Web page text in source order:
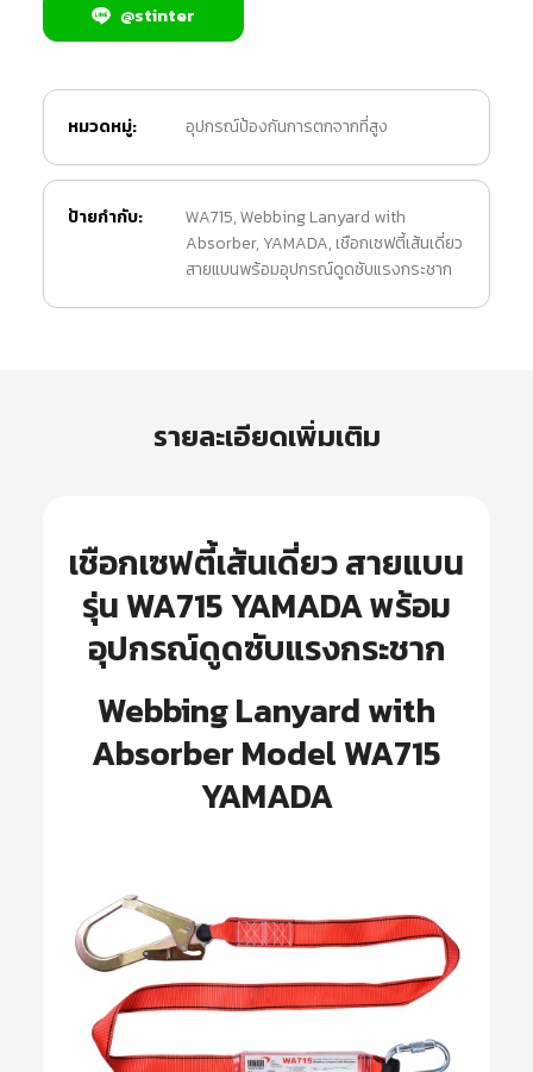
@stinter
หมวดหมู่: อุปกรณ์ป้องกันการตกจากที่สูง
ป้ายกำกับ: WA715,Webbing Lanyard with
Absorber, YAMADA, เชือกเซฟตี้เส้นเดี่ยว
สายแบนพร้อมอุปกรณ์ดูดซับแรงกระชาก
รายละเอียดเพิ่มเติม
เชือกเซฟตี้เส้นเดี่ยว สายแบน
รุ่น WA715 YAMADA พร้อม
อุปกรณ์ดูดซับแรงกระชาก
Webbing Lanyard with
Absorber Model WA715
YAMADA